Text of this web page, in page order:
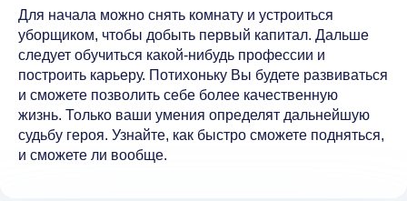
Для начала можно снять комнату и устроиться
уборщиком, чтобы добыть первый капитал. Дальше
следует обучиться какой-нибудь профессии и
построить карьеру. Потихоньку Вы будете развиваться
и сможете позволить себе более качественную
жизнь. Только ваши умения определят дальнейшую
судьбу героя. Узнайте, как быстро сможете подняться,
и сможете ли вообще.